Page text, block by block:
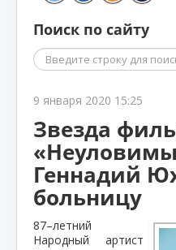
Поиск по сайту
Поиск
9 января 2020 15:25
Звезда
Геннадий
больницу
87–летний
Народный артист